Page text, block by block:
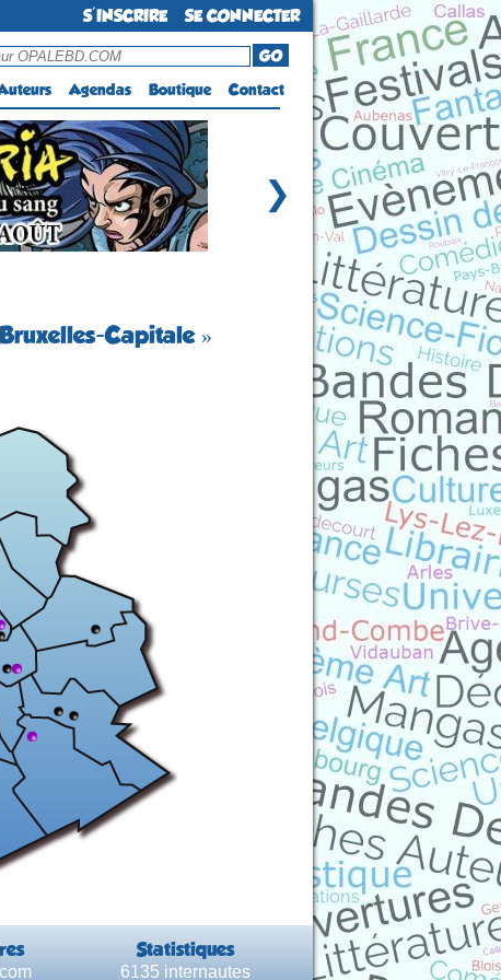
S'INSCRIRE
SE CONNECTER
GO
Agendas Boutique Contact
❯
Capitale »
Statistiques
6135 internautes